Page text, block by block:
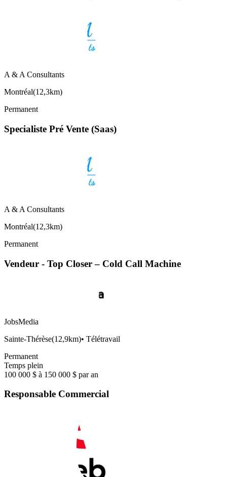
A & A Consultants
Montréal(12,3km)
Permanent
Specialiste Pré Vente (Saas)
A & A Consultants
Montréal(12,3km)
Permanent
Vendeur - Top Closer – Cold Call Machine
JobsMedia
Sainte-Thérèse(12,9km)• Télétravail
Permanent
Temps plein
100 000 $ à 150 000 $ par an
Responsable Commercial